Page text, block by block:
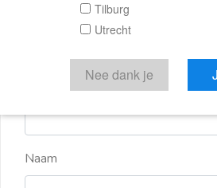
Door een bericht te sturen kom je
aanbieder of makelaar van de
Naam
Tilburg
Utrecht
Nee dank je